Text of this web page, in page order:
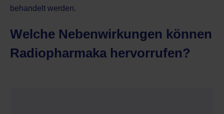
behandelt werden.
Welche Nebenwirkungen können
Radiopharmaka hervorrufen?